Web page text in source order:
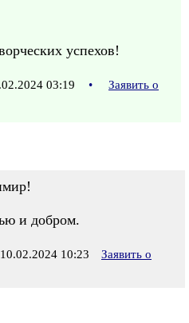
успехов!
03:19 •
Заявить о
и добром.
10:23
Заявить о